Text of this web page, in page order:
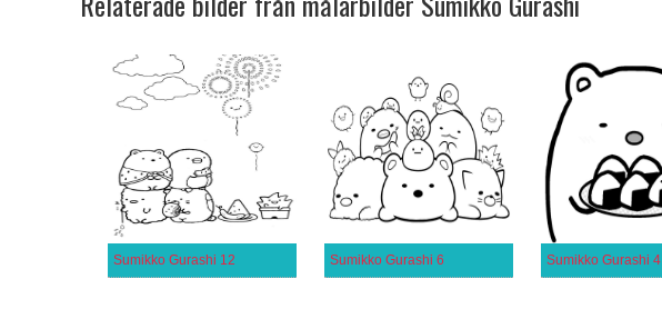
Sumikko Gurashi 12 Sumikko Gurashi 6 Sumikko Gurashi 4